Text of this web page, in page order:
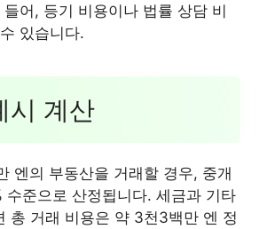
어, 등기 비용이나 법률 상담 비
있습니다.
시 계산
엔의 부동산을 거래할 경우, 중개
수준으로 산정됩니다. 세금과 기타
총 거래 비용은 약 3천3백만 엔 정